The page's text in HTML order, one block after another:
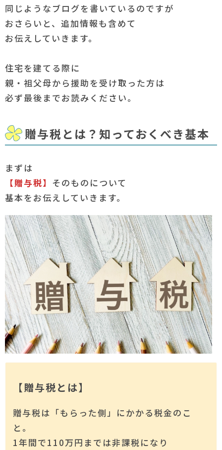
同じようなブログを書いているのですが
おさらいと、追加情報も含めて
お伝えしていきます。
住宅を建てる際に
親・祖父母から援助を受け取った方は
必ず最後までお読みください。
贈与税とは？知っておくべき基本
まずは
【贈与税】 そのものについて
基本をお伝えしていきます。
【贈与税とは】
贈与税は「もらった側」にかかる税金のこ
と。
1年間で110万円までは非課税になり